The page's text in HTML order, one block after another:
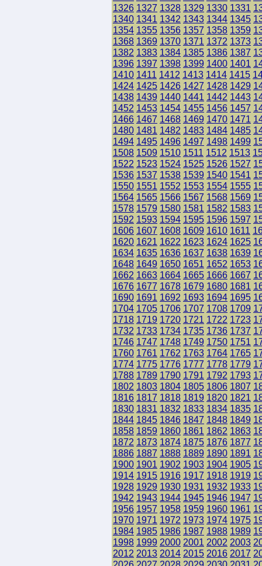
1326 1327 1328 1329 1330 1331
1340 1341 1342 1343 1344 1345
1354 1355 1356 1357 1358 1359
1368 1369 1370 1371 1372 1373
1382 1383 1384 1385 1386 1387
1396 1397 1398 1399 1400 1401
1410 1411 1412 1413 1414 1415
1424 1425 1426 1427 1428 1429
1438 1439 1440 1441 1442 1443
1452 1453 1454 1455 1456 1457
1466 1467 1468 1469 1470 1471
1480 1481 1482 1483 1484 1485
1494 1495 1496 1497 1498 1499
1508 1509 1510 1511 1512 1513
1522 1523 1524 1525 1526 1527
1536 1537 1538 1539 1540 1541
1550 1551 1552 1553 1554 1555
1564 1565 1566 1567 1568 1569
1578 1579 1580 1581 1582 1583
1592 1593 1594 1595 1596 1597
1606 1607 1608 1609 1610 1611
1620 1621 1622 1623 1624 1625
1634 1635 1636 1637 1638 1639
1648 1649 1650 1651 1652 1653
1662 1663 1664 1665 1666 1667
1676 1677 1678 1679 1680 1681
1690 1691 1692 1693 1694 1695
1704 1705 1706 1707 1708 1709
1718 1719 1720 1721 1722 1723
1732 1733 1734 1735 1736 1737
1746 1747 1748 1749 1750 1751
1760 1761 1762 1763 1764 1765
1774 1775 1776 1777 1778 1779
1788 1789 1790 1791 1792 1793
1802 1803 1804 1805 1806 1807
1816 1817 1818 1819 1820 1821
1830 1831 1832 1833 1834 1835
1844 1845 1846 1847 1848 1849
1858 1859 1860 1861 1862 1863
1872 1873 1874 1875 1876 1877
1886 1887 1888 1889 1890 1891
1900 1901 1902 1903 1904 1905
1914 1915 1916 1917 1918 1919
1928 1929 1930 1931 1932 1933
1942 1943 1944 1945 1946 1947
1956 1957 1958 1959 1960 1961
1970 1971 1972 1973 1974 1975
1984 1985 1986 1987 1988 1989
1998 1999 2000 2001 2002 2003
2012 2013 2014 2015 2016 2017